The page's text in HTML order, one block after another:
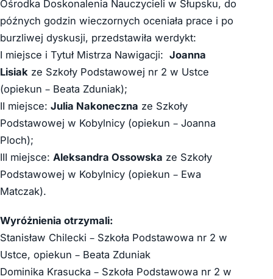
Ośrodka Doskonalenia Nauczycieli w Słupsku, do
późnych godzin wieczornych oceniała prace i po
burzliwej dyskusji, przedstawiła werdykt:
I miejsce i Tytuł Mistrza Nawigacji: Joanna
Lisiak ze Szkoły Podstawowej nr 2 w Ustce
(opiekun – Beata Zduniak);
II miejsce: Julia Nakoneczna ze Szkoły
Podstawowej w Kobylnicy (opiekun – Joanna
Ploch);
III miejsce: Aleksandra Ossowska ze Szkoły
Podstawowej w Kobylnicy (opiekun – Ewa
Matczak).
Wyróżnienia otrzymali:
Stanisław Chilecki – Szkoła Podstawowa nr 2 w
Ustce, opiekun – Beata Zduniak
Dominika Krasucka – Szkoła Podstawowa nr 2 w